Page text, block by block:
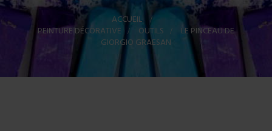
ACCUEIL >
PEINTURE DÉCORATIVE > OUTILS >
LE PINCEAU DE
GIORGIO GRAESAN